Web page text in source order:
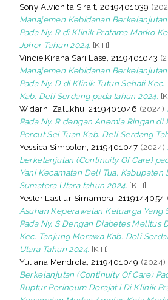
Sony Alvionita Sirait, 2019401039
Manajemen Kebidanan
Pada Ny. R di Klinik Pratama Marko
Johor Tahun 2024. [KTI]
Vincie Kirana Sari Lase, 2119401043
Manajemen Kebidanan
Pada Ny. D di Klinik Tutun Sehati
Kab. Deli Serdang pada tahun 2024.
Widarni Zalukhu, 2119401046 (2024)
Pada Ny. R dengan Anemia Ringan di
Percut Sei Tuan Kab. Deli Serdang
Yessica Simbolon, 2119401047 (2024)
berkelanjutan (Continuity Of Care)
Yani Kecamatan Deli Tua,
Sumatera Utara tahun 2024. [KTI]
Yester Lastiur Simamora, 2119144054
Asuhan Keperawatan Keluarga Yang
Pada Ny. S Dengan Diabetes Melitus
Kec. Tanjung Morawa Kab. Deli
Utara Tahun 2024. [KTI]
Yuliana Mendrofa, 2119401049 (2024)
Berkelanjutan (Continuity Of Care)
Ruptur Perineum Derajat I Di Klinik